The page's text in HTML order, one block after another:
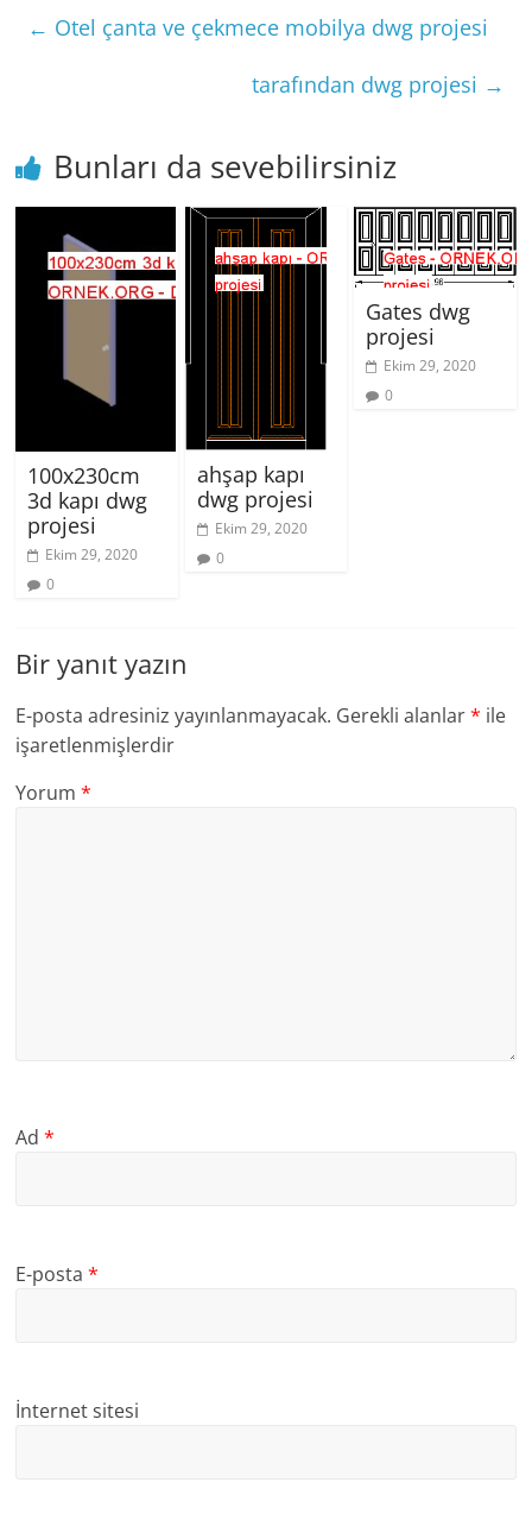
← Otel çanta ve çekmece mobilya dwg projesi
tarafından dwg projesi →
Bunları da sevebilirsiniz
100x230cm
3d kapı dwg
projesi
Ekim 29, 2020
0
ahşap kapı
dwg projesi
Ekim 29, 2020
0
Gates dwg
projesi
Ekim 29, 2020
0
Bir yanıt yazın
E-posta adresiniz yayınlanmayacak. Gerekli alanlar* ile
işaretlenmişlerdir
Yorum*
Ad*
E-posta*
İnternet sitesi